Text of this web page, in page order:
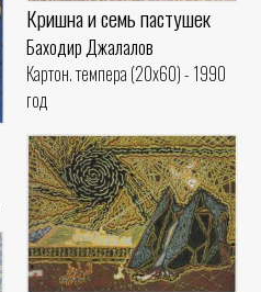
Кришна и семь пастушек
Баходир Джалалов
Картон. темпера (20x60) - 1990
год